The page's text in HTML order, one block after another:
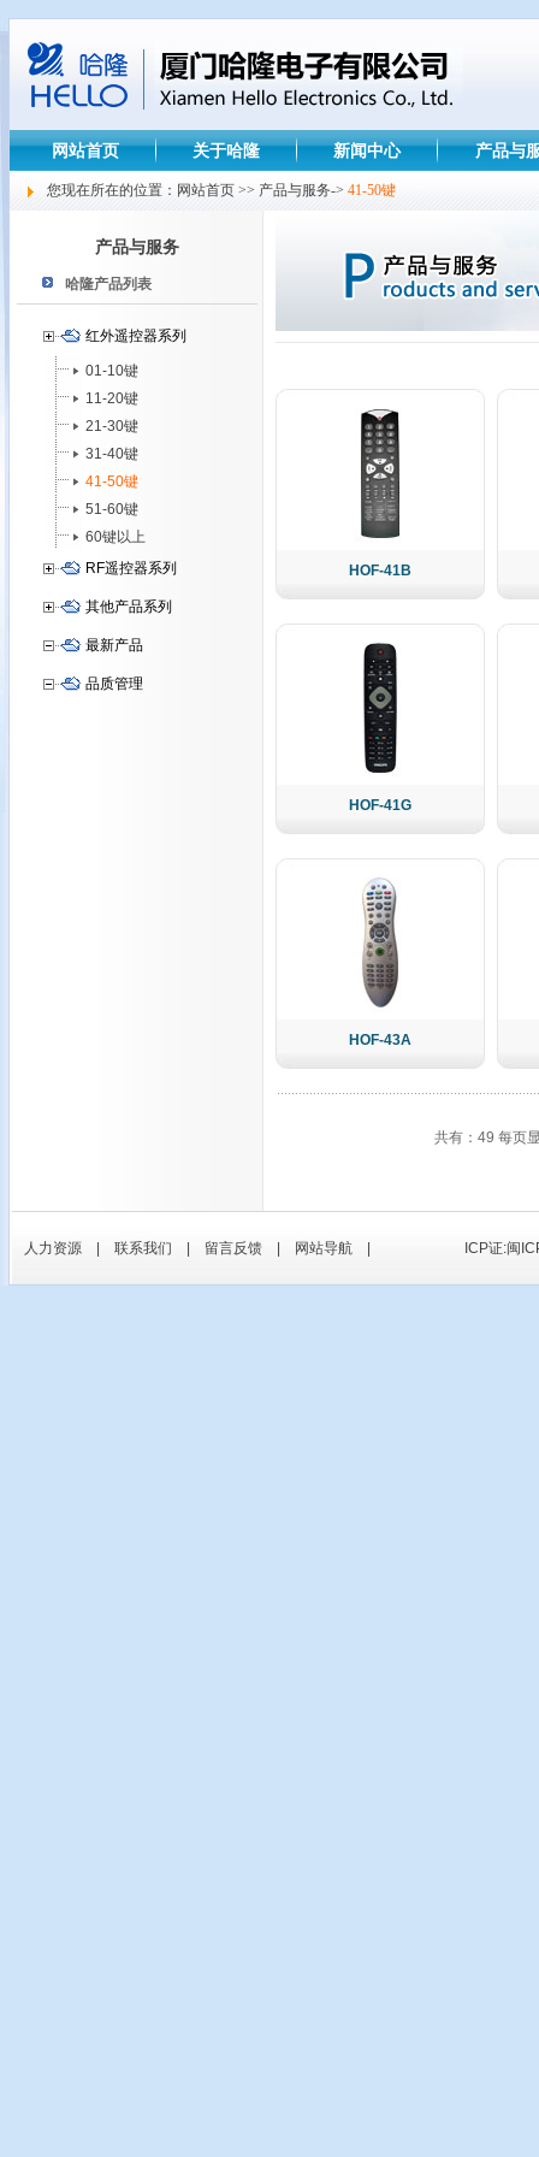
网站首页 关于哈隆 新闻中心 产品与
您现在所在的位置：网站首页 >> 产品与服务-> 41-50键
产品与服务
哈隆产品列表
红外遥控器系列
01-10键
11-20键
21-30键
31-40键
41-50键
51-60键
60键以上
RF遥控器系列
其他产品系列
最新产品
品质管理
HOF-41B
HOF-41G
HOF-43A
共有：49 每页
人力资源 联系我们 留言反馈 网站导航 ICP证:闽